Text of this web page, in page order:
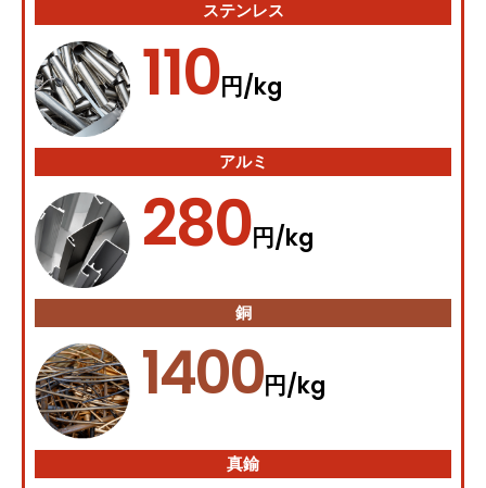
ステンレス
110円 /kg
アルミ
280円 /kg
銅
1400円 /kg
真鍮